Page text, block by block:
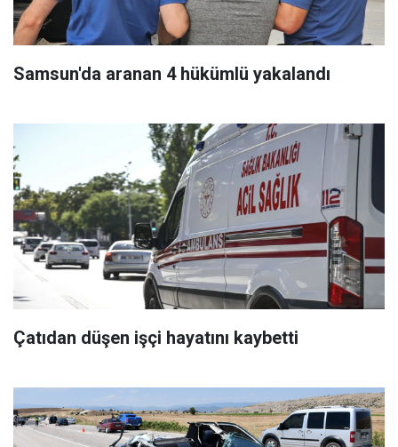
Samsun'da aranan 4 hükümlü yakalandı
Çatıdan düşen işçi hayatını kaybetti